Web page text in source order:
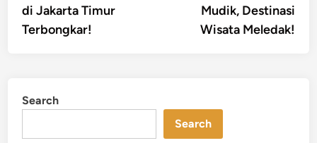
di Jakarta Timur
Terbongkar!
Mudik, Destinasi
Wisata Meledak!
Search
Search